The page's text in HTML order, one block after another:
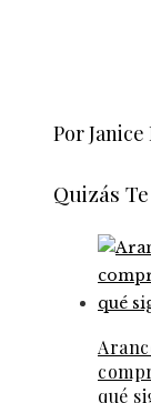
Por
Quizás
qué